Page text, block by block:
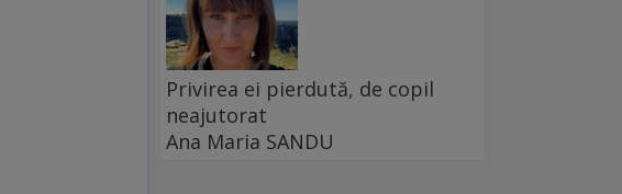
Privirea ei pierdută, de copil
neajutorat
Ana Maria SANDU